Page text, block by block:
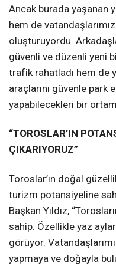
Ancak burada yaşanan
hem de vatandaşlarımız
oluşturuyordu.
güvenli ve düzenli yeni
trafik rahatladı hem de
araçlarını güvenle park
yapabilecekleri bir
“TOROSLAR’IN
ÇIKARIYORUZ”
Toroslar’ın doğal
turizm potansiyeline
Başkan Yıldız,
sahip. Özellikle yaz
görüyor.
yapmaya ve doğayla